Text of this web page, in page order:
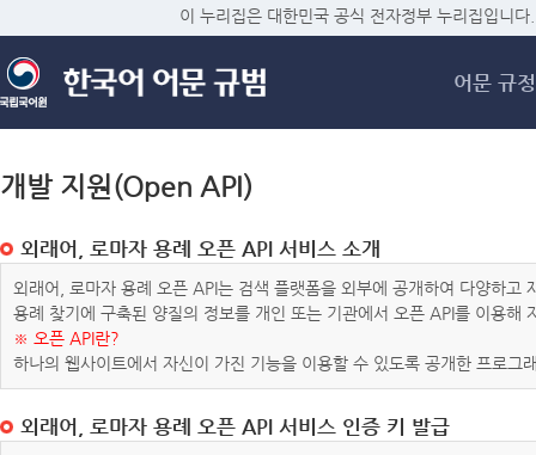
메
이 누리집은 대한민국 공식 전자정부 누리집입니다.
어문 규정
개발 지원(Open API)
외래어, 로마자 용례 오픈 API 서비스 소개
외래어, 로마자 용례 오픈 API는 검색 플랫폼을 외부에 공개하여 다양하
용례 찾기에 구축된 양질의 정보를 개인 또는 기관에서 오픈 API를 이용해
※ 오픈 API란?
하나의 웹사이트에서 자신이 가진 기능을 이용할 수 있도록 공개한 프로그
외래어, 로마자 용례 오픈 API 서비스 인증 키 발급